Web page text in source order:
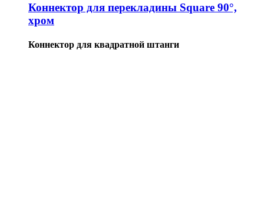
Коннектор для перекладины Square 90°,
хром
Коннектор для квадратной штанги